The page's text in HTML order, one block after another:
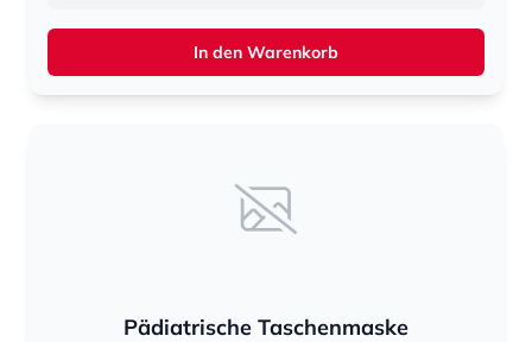
In den Warenkorb
Pädiatrische Taschenmaske